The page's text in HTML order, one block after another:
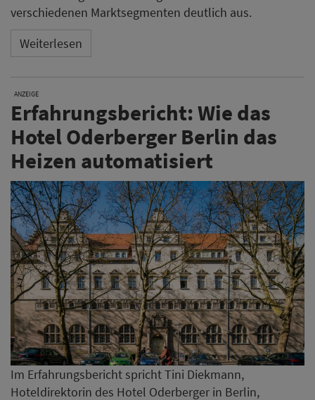
Im Erfahrungsbericht spricht Tini Diekmann,
Hoteldirektorin des Hotel Oderberger in Berlin,
darüber, wie belegungsabhängiges Heizen auch im
historischen Bestand funktioniert. Sie gibt einen
Einblick in den Hotelalltag und teilt ihre Erfahrungen
mit der Umstellung von manuellen Prozessen zu
einem digitalen System.
Kostenlos downloaden
Novum Hospitality kehrt in
IHA und DEHOGA zurück